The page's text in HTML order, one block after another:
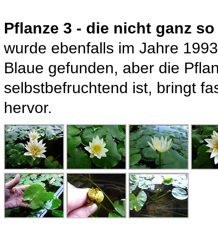
Pflanze 3 - die nicht ganz
wurde ebenfalls im Jahre
Blaue gefunden, aber die
selbstbefruchtend ist, bringt
hervor.